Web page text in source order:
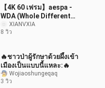
【4K 60 เฟรม】aespa -
WDA (Whole Different
Animal) (260803)
XIANVXIA
8 วิว
🔥ชาวป่าผู้รักษาด้วยผึ้งเข้า
เมืองเป็นแบบนี้แหละ:🔥
Wojiaoshungeqaq
3 วิว